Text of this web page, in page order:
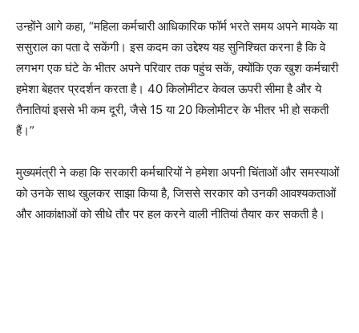
उन्होंने आगे कहा, “महिला कर्मचारी आधिकारिक फॉर्म भरते समय अपने मायके या
ससुराल का पता दे सकेंगी। इस कदम का उद्देश्य यह सुनिश्चित करना है कि वे
लगभग एक घंटे के भीतर अपने परिवार तक पहुंच सकें, क्योंकि एक खुश कर्मचारी
हमेशा बेहतर प्रदर्शन करता है। 40 किलोमीटर केवल ऊपरी सीमा है और ये
तैनातियां इससे भी कम दूरी, जैसे 15 या 20 किलोमीटर के भीतर भी हो सकती
हैं।”
मुख्यमंत्री ने कहा कि सरकारी कर्मचारियों ने हमेशा अपनी चिंताओं और समस्याओं
को उनके साथ खुलकर साझा किया है, जिससे सरकार को उनकी आवश्यकताओं
और आकांक्षाओं को सीधे तौर पर हल करने वाली नीतियां तैयार कर सकती है।